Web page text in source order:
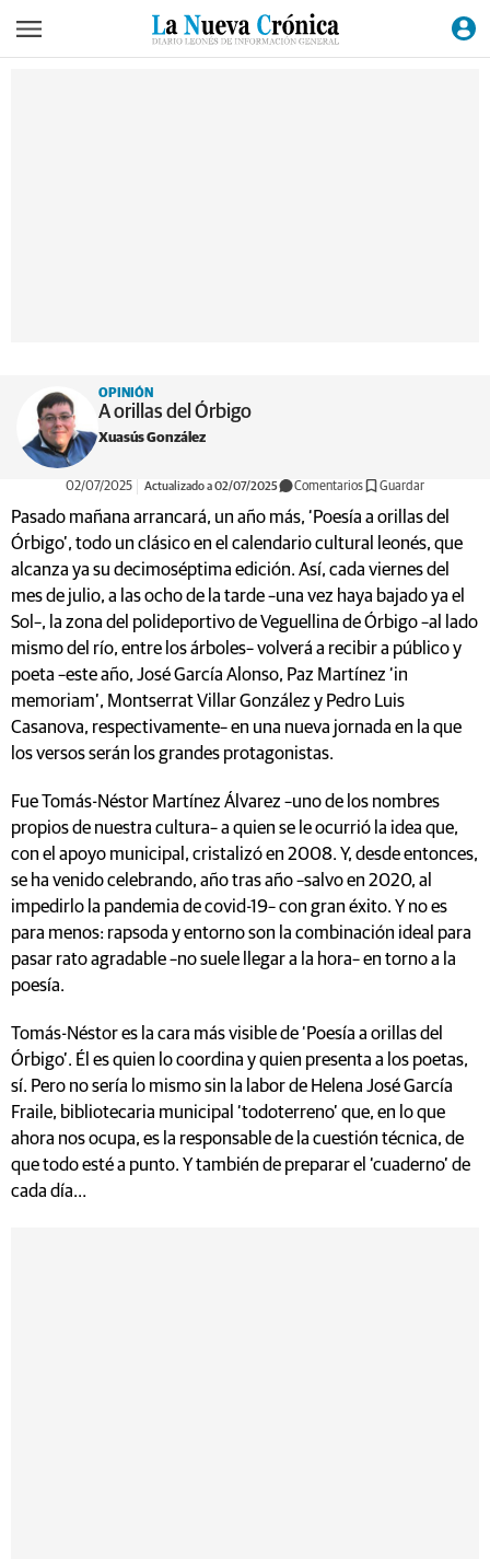
OPINIÓN
A orillas del Órbigo
Xuasús González
02/07/2025 Actualizado a 02/07/2025 Comentarios Guardar
Pasado mañana arrancará, un año más, ‘Poesía a orillas del
Órbigo’, todo un clásico en el calendario cultural leonés, que
alcanza ya su decimoséptima edición. Así, cada viernes del
mes de julio, a las ocho de la tarde –una vez haya bajado ya el
Sol–, la zona del polideportivo de Veguellina de Órbigo –al lado
mismo del río, entre los árboles– volverá a recibir a público y
poeta –este año, José García Alonso, Paz Martínez ‘in
memoriam’, Montserrat Villar González y Pedro Luis
Casanova, respectivamente– en una nueva jornada en la que
los versos serán los grandes protagonistas.
Fue Tomás-Néstor Martínez Álvarez –uno de los nombres
propios de nuestra cultura– a quien se le ocurrió la idea que,
con el apoyo municipal, cristalizó en 2008. Y, desde entonces,
se ha venido celebrando, año tras año –salvo en 2020, al
impedirlo la pandemia de covid-19– con gran éxito. Y no es
para menos: rapsoda y entorno son la combinación ideal para
pasar rato agradable –no suele llegar a la hora– en torno a la
poesía.
Tomás-Néstor es la cara más visible de ‘Poesía a orillas del
Órbigo’. Él es quien lo coordina y quien presenta a los poetas,
sí. Pero no sería lo mismo sin la labor de Helena José García
Fraile, bibliotecaria municipal ‘todoterreno’ que, en lo que
ahora nos ocupa, es la responsable de la cuestión técnica, de
que todo esté a punto. Y también de preparar el ‘cuaderno’ de
cada día…